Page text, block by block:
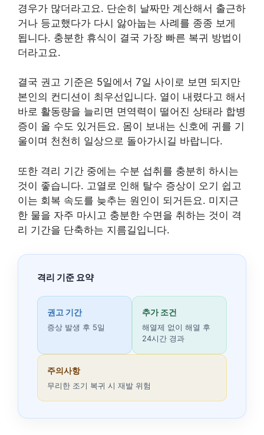
경우가 많더라고요. 단순히 날짜만 계산해서 출근하
거나 등교했다가 다시 앓아눕는 사례를 종종 보게
됩니다. 충분한 휴식이 결국 가장 빠른 복귀 방법이
더라고요.
결국 권고 기준은 5일에서 7일 사이로 보면 되지만
본인의 컨디션이 최우선입니다. 열이 내렸다고 해서
바로 활동량을 늘리면 면역력이 떨어진 상태라 합병
증이 올 수도 있거든요. 몸이 보내는 신호에 귀를 기
울이며 천천히 일상으로 돌아가시길 바랍니다.
또한 격리 기간 중에는 수분 섭취를 충분히 하시는
것이 좋습니다. 고열로 인해 탈수 증상이 오기 쉽고
이는 회복 속도를 늦추는 원인이 되거든요. 미지근
한 물을 자주 마시고 충분한 수면을 취하는 것이 격
리 기간을 단축하는 지름길입니다.
격리 기준 요약
권고 기간
증상 발생 후 5일
추가 조건
해열제 없이 해열 후
24시간 경과
주의사항
무리한 조기 복귀 시 재발 위험